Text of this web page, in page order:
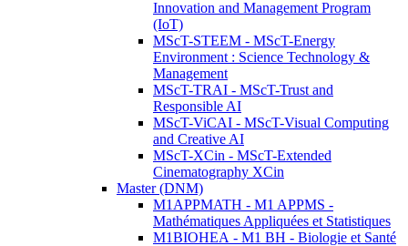
Innovation and Management Program
(IoT)
MScT-STEEM - MScT-Energy
Environment : Science Technology &
Management
MScT-TRAI - MScT-Trust and
Responsible AI
MScT-ViCAI - MScT-Visual Computing
and Creative AI
MScT-XCin - MScT-Extended
Cinematography XCin
Master (DNM)
M1APPMATH - M1 APPMS -
Mathématiques Appliquées et Statistiques
M1BIOHEA - M1 BH - Biologie et Santé